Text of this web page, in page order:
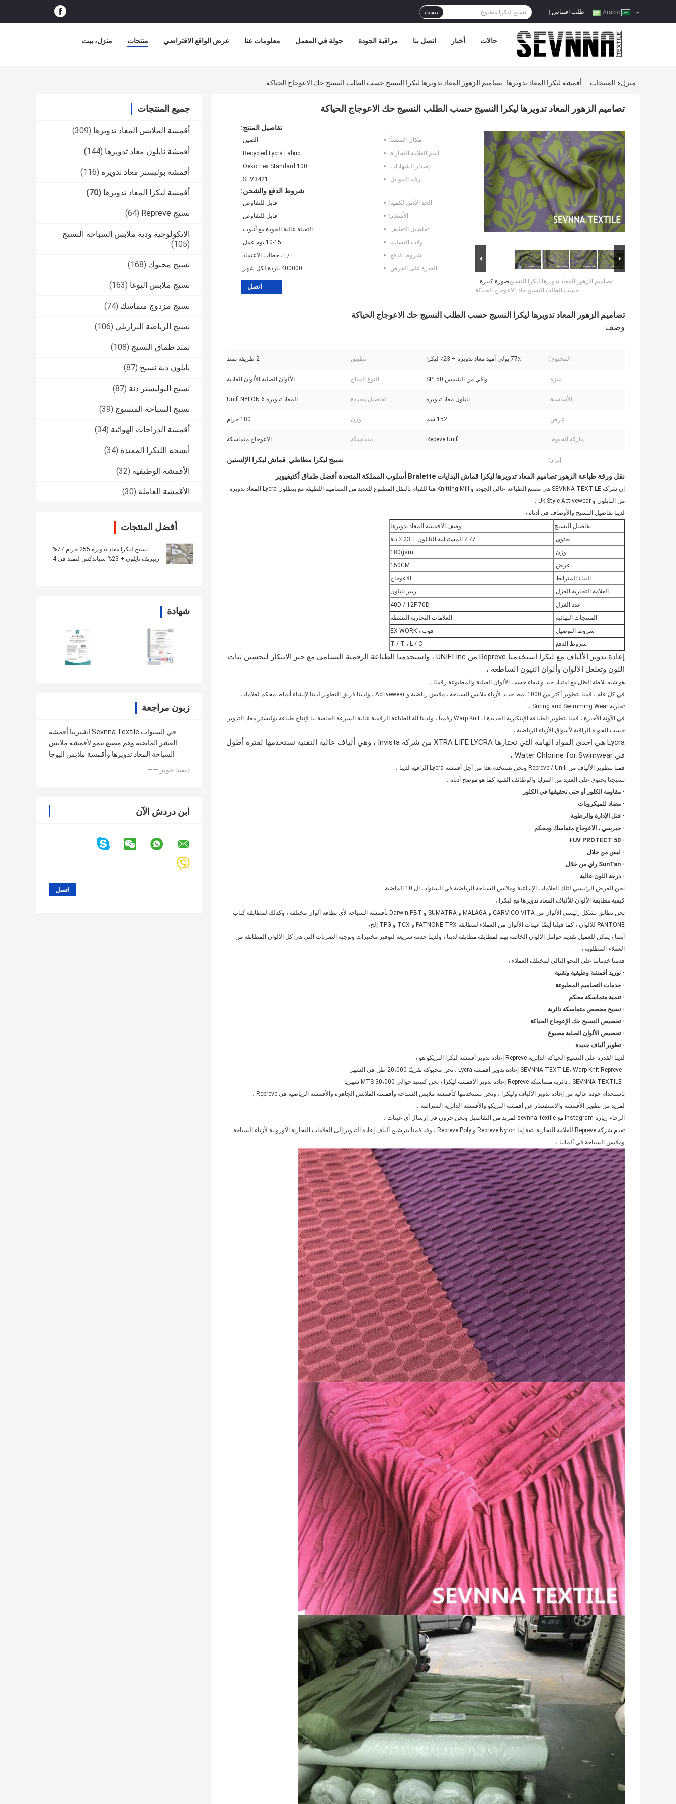
طلب اقتباس يبحث
منزل، بيت منتجات عرض الواقع الافتراضي معلومات عنا جولة في المعمل مراقبة الجودة اتصل بنا أخبار حالات
منزل المنتجات أقمشة ليكرا المعاد تدويرها تصاميم الزهور المعاد تدويرها ليكرا النسيج حسب الطلب النسيج حك الاعوجاج الحياكة
جميع المنتجات
أقمشة الملابس المعاد تدويرها (309)
أقمشة نايلون معاد تدويرها (144)
أقمشة بوليستر معاد تدويره (116)
أقمشة ليكرا المعاد تدويرها (70)
نسيج Repreve (64)
الايكولوجية ودية ملابس السباحة النسيج
(105)
نسيج محبوك (168)
نسيج ملابس اليوغا (163)
نسيج مزدوج متماسك (74)
نسيج الرياضة البرازيلي (106)
تمتد طماق النسيج (108)
نايلون دنة نسيج (87)
نسيج البوليستر دنة (87)
نسيج السباحة المنسوج (39)
أقمشة الدراجات الهوائية (34)
أنسجة الليكرا الممتدة (34)
الأقمشة الوظيفية (32)
الأقمشة العاملة (30)
أفضل المنتجات
نسيج ليكرا معاد تدويره 255 جرام 77%
ريبريف نايلون + 23% سباندكس لتمتد في 4
شهادة
زبون مراجعة
اشترينا أقمشة Sevnna Textile في السنوات
العشر الماضية وهم مصنع ينمو لأقمشة ملابس
السباحة المعاد تدويرها وأقمشة ملابس اليوجا
—— ديفيد جونز
ابن دردش الآن
تصاميم الزهور المعاد تدويرها ليكرا النسيج حسب الطلب النسيج حك الاعوجاج الحياكة
صورة كبيرة :تصاميم الزهور المعاد تدويرها ليكرا النسيج
حسب الطلب النسيج حك الاعوجاج الحياكة
تفاصيل المنتج:
مكان المنشأ:
الصين
اسم العلامة التجارية:
Recycled Lycra Fabric
إصدار الشهادات:
Oeko Tex Standard 100
رقم الموديل:
SEV3421
شروط الدفع والشحن:
الحد الأدنى لكمية:
قابل للتفاوض
الأسعار:
قابل للتفاوض
تفاصيل التغليف:
التعبئة عالية الجودة مع أنبوب
وقت التسليم:
10-15 يوم عمل
شروط الدفع:
T/T، خطاب الاعتماد
القدرة على العرض:
400000 ياردة لكل شهر
اتصل
تصاميم الزهور المعاد تدويرها ليكرا النسيج حسب الطلب النسيج حك الاعوجاج الحياكة
وصف
المحتوى: 77٪ بولي أميد معاد تدويره + 23٪ ليكرا تطبيق: 2 طريقة تمتد
ميزة: واقي من الشمس SPF50 النوع المتاح: الألوان الصلبة الألوان العادية
الأساسية: نايلون معاد تدويره تفاصيل محددة: المعاد تدويره Unifi NYLON 6
عرض: 152 سم وزن: 180 جرام
ماركة الخيوط: Repeve Unifi متماسكة: الاعوجاج متماسكة
إبراز: نسيج ليكرا مطاطي, قماش ليكرا الإلستين
نقل ورقة طباعة الزهور تصاميم المعاد تدويرها ليكرا قماش البدايات Bralette أسلوب المملكة المتحدة أفضل طماق أكتيفيوير
إن شركة SEVNNA TEXTILE هي مصنع الطباعة عالي الجودة و Knitting Mill هنا للقيام بالنقل المطبوع للعديد من التصاميم اللطيفة مع بنطلون Lycra المعاد تدويره
من النايلون و Uk Style Activewear ،
لدينا تفاصيل النسيج والأوصاف في أدناه ،
تفاصيل النسيج
وصف الأقمشة المعاد تدويرها
يحتوى:
77 ٪ المستدامة النايلون + 23 ٪ دنة
وزن:
180gsm
عرض:
150CM
البناء المترابط:
الاعوجاج
العلامة التجارية الغزل:
ريبر نايلون
عدد الغزل:
40D / 12F 70D
المنتجات النهائية:
العلامات التجارية النشطة
شروط التوصيل:
فوب ، EX-WORK
شروط الدفع:
T / T ، L / C
إعادة تدوير الألياف مع ليكرا استخدمنا Repreve من UNIFI Inc ، واستخدمنا الطباعة الرقمية التسامي مع حبر الابتكار لتحسين ثبات
اللون وتغلغل الألوان وألوان النيون الساطعة ،
هو شبه بلاطة الظل مع امتداد جيد وشفاء حسب الألوان الصلبة والمطبوعة رقميًا ،
في كل عام ، قمنا بتطوير أكثر من 1000 نمط جديد لأزياء ملابس السباحة ، ملابس رياضية و Activewear ، ولدينا فريق التطوير لدينا لإنشاء أنماط محكم لعلامات
تجارية Suring and Swimming Wear ،
في الآونة الأخيرة ، قمنا بتطوير الطباعة الإبتكارية الجديدة لـ Warp Knit رقمياً ، ولدينا آلة الطباعة الرقمية عالية السرعة الخاصة بنا لإنتاج طباعة بوليستر معاد التدوير
حسب الجودة الراقية لأسواق الأزياء الرياضية ،
Lycra هي إحدى المواد الهامة التي نختارها XTRA LIFE LYCRA من شركة Invista ، وهي ألياف عالية التقنية نستخدمها لفترة أطول
في Water Chlorine for Swimwear ،
قمنا بتطوير الألياف من Repreve / Unifi ونحن نستخدم هذا من أجل أقمشة Lycra الراقية لدينا ،
نسيجنا يحتوي على العديد من المزايا والوظائف الفنية كما هو موضح أدناه ،
- مقاومة الكلور أو حتى تحقيقها في الكلور
- مضاد للميكروبات
- فتل الإدارة والرطوبة
- جيرسي ، الاعوجاج متماسك ومحكم
- UV PROTECT 50+
- ليس من خلال
- SunTan راي من خلال
- درجة اللون عالية
نحن العرض الرئيسي لتلك العلامات الإبداعية وملابس السباحة الرياضية في السنوات ال 10 الماضية.
كيفية مطابقة الألوان للألياف المعاد تدويرها مع ليكرا ،
نحن نطابق بشكل رئيسي الألوان من CARVICO VITA و MALAGA و SUMATRA و Darwin PBT بأقمشة السباحة لأي بطاقة ألوان مختلفة ، وكذلك لمطابقة كتاب
PANTONE للألوان ، كما قبلنا أيضًا عينات الألوان من العملاء لمطابقة PATNONE TPX و TCX و TPG إلخ،
أيضا ، يمكن للعميل تقديم حوامل الألوان الخاصة بهم لمطابقة مطابقة لدينا ، ولدينا خدمة سريعة لتوفير مختبرات وتوجيه الضربات التي هي كل الألوان المطابقة من
العملاء المطلوبة ،
قدمنا ​​خدماتنا على النحو التالي لمختلف العملاء ،
- توريد أقمشة وظيفية وتقنية
- خدمات التصاميم المطبوعة
- تنمية متماسكة محكم
- نسيج مخصص متماسكة دائرية
- تخصيص النسيج حك الإعوجاج الحياكة
- تخصيص الألوان الصلبة مصبوغ
- تطوير ألياف جديدة
لدينا القدرة على النسيج الحياكة الدائرية Repreve إعادة تدوير أقمشة ليكرا التريكو هو ،
- SEVNNA TEXTILE، Warp Knit Repreve إعادة تدوير أقمشة Lycra ، نحن محبوكة تقريبًا 20،000 طن في الشهر
- SEVNNA TEXTILE ، دائرية متماسكة Repreve إعادة تدوير الأقمشة ليكرا ، نحن كنيتيد حوالي 30،000 MTS شهريا
باستخدام جودة عالية من إعادة تدوير الألياف وليكرا ، ونحن نستخدمها كأقمشة ملابس السباحة وأقمشة الملابس الجاهزة والأقمشة الرياضية في Repreve ،
لمزيد من تطوير الأقمشة والاستفسار عن أقمشة التريكو والأقمشة الدائرية المتراصة ،
الرجاء زيارة Instagram مع sevnna_textile لمزيد من التفاصيل ونحن حرون في إرسال أي عينات ،
تقدم شركة Repreve للعلامة التجارية بثقة إما Repreve Nylon و Repreve Poly ، وقد قمنا بترشيح ألياف إعادة التدوير إلى العلامات التجارية الأوروبية لأزياء السباحة
وملابس السباحة في ألمانيا ،